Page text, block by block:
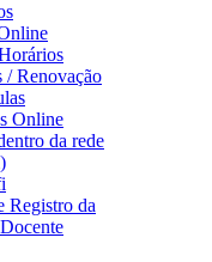
/ Renovação
Online
da rede
Registro da